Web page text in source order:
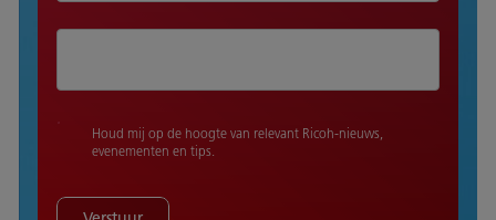
Houd mij op de hoogte van relevant Ricoh-nieuws,
evenementen en tips.